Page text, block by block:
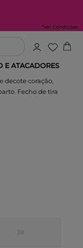
*Ver Condições
E ATACADORES
decote coração,
Fecho de tira
38